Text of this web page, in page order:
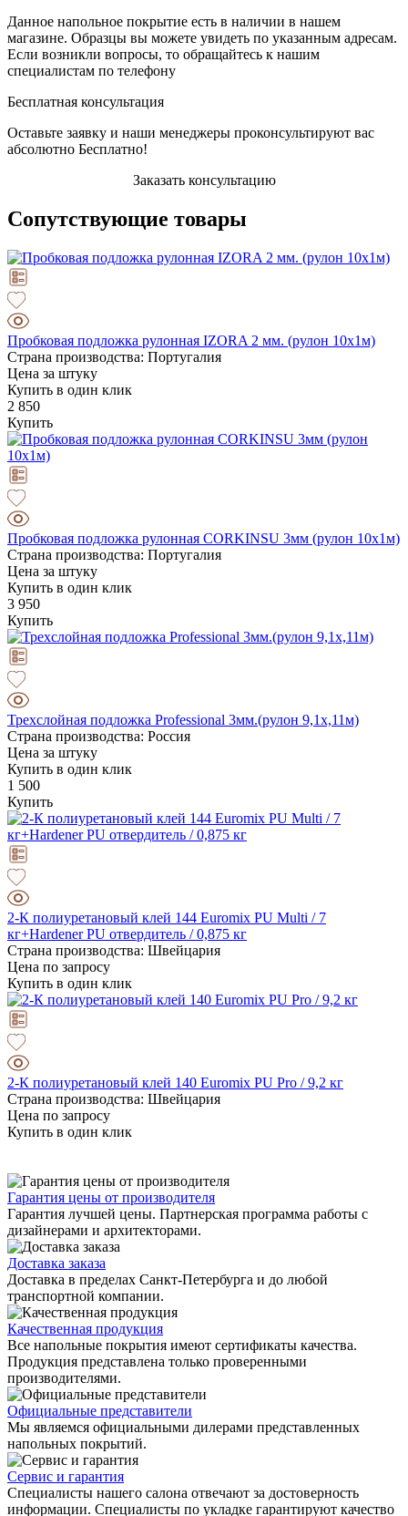
Данное напольное покрытие есть в наличии в нашем
магазине. Образцы вы можете увидеть по указанным адресам.
Если возникли вопросы, то обращайтесь к нашим
специалистам по телефону
Бесплатная консультация
Оставьте заявку и наши менеджеры проконсультируют вас
абсолютно Бесплатно!
Заказать консультацию
Сопутствующие товары
Пробковая подложка рулонная IZORA 2 мм. (рулон 10х1м)
Страна производства: Португалия
Цена за штуку
Купить в один клик
2 850
Купить
Пробковая подложка рулонная CORKINSU 3мм (рулон 10х1м)
Страна производства: Португалия
Цена за штуку
Купить в один клик
3 950
Купить
Трехслойная подложка Professional 3мм.(рулон 9,1х,11м)
Страна производства: Россия
Цена за штуку
Купить в один клик
1 500
Купить
2-К полиуретановый клей 144 Euromix PU Multi / 7
кг+Hardener PU отвердитель / 0,875 кг
Страна производства: Швейцария
Цена по запросу
Купить в один клик
2-К полиуретановый клей 140 Euromix PU Pro / 9,2 кг
Страна производства: Швейцария
Цена по запросу
Купить в один клик
Гарантия цены от производителя
Гарантия лучшей цены. Партнерская программа работы с
дизайнерами и архитекторами.
Доставка заказа
Доставка в пределах Санкт-Петербурга и до любой
транспортной компании.
Качественная продукция
Все напольные покрытия имеют сертификаты качества.
Продукция представлена только проверенными
производителями.
Официальные представители
Мы являемся официальными дилерами представленных
напольных покрытий.
Сервис и гарантия
Специалисты нашего салона отвечают за достоверность
информации. Специалисты по укладке гарантируют качество